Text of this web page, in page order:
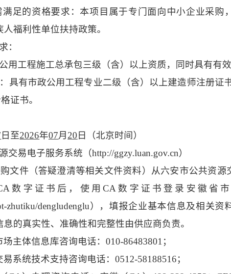
足的资格要求 ：本项目属于专门面向中小企业采购
福利性单位扶持政策。
：
用工程施工总承包三级（含）以上资质，同时具有有
具有市政公用工程专业二级（含）以上建造师注册证
证书。
日至2026年07月20 日
（北京时间）
交易电子服务系统（http://ggzy.luan.gov.cn）
文件（答疑澄清等相关文件资料）从六安市公共资源
数字证书后，使用CA数字证书登录安徽省市
zhutiku/dengludenglu），填报企业基本信息及相关资
的真实性、准确性和完整性由供应商负责。
主体信息库咨询电话：010-86483801；
系统技术支持咨询电话：0512-58188516；